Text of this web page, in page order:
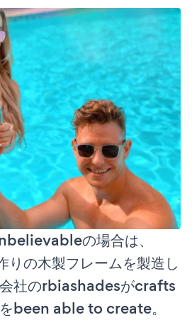
の場合は、
の木製フレームを製造し
社のrbiashadesがcrafts
been able to create。